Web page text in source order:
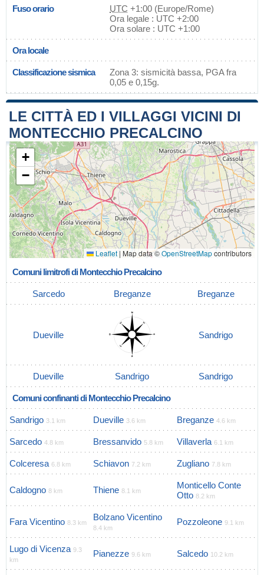
Fuso orario UTC +1:00 (Europe/Rome)
Ora legale : UTC +2:00
Ora solare : UTC +1:00
Ora locale
Classificazione sismica
Zona 3: sismicità bassa, PGA fra
0,05 e 0,15g.
LE CITTÀ ED I VILLAGGI VICINI DI
MONTECCHIO PRECALCINO
+
−
Leaflet | Map data ©OpenStreetMapcontributors
Comuni limitrofi di Montecchio Precalcino
Sarcedo Breganze Breganze
Dueville Sandrigo
Dueville Sandrigo Sandrigo
Comuni confinanti di Montecchio Precalcino
Sandrigo 3.1 km Dueville 3.6 km Breganze 4.6 km
Sarcedo 4.8 km Bressanvido 5.8 km Villaverla 6.1 km
Colceresa 6.8 km Schiavon 7.2 km Zugliano 7.8 km
Caldogno 8 km Thiene 8.1 km
Monticello Conte
Otto 8.2 km
Fara Vicentino 8.3 km
Bolzano Vicentino
8.4 km
Pozzoleone 9.1 km
Lugo di Vicenza 9.3
km
Pianezze 9.6 km Salcedo 10.2 km